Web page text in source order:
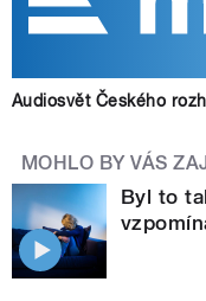
Audiosvět Českého
MOHLO BY VÁS
Byl to